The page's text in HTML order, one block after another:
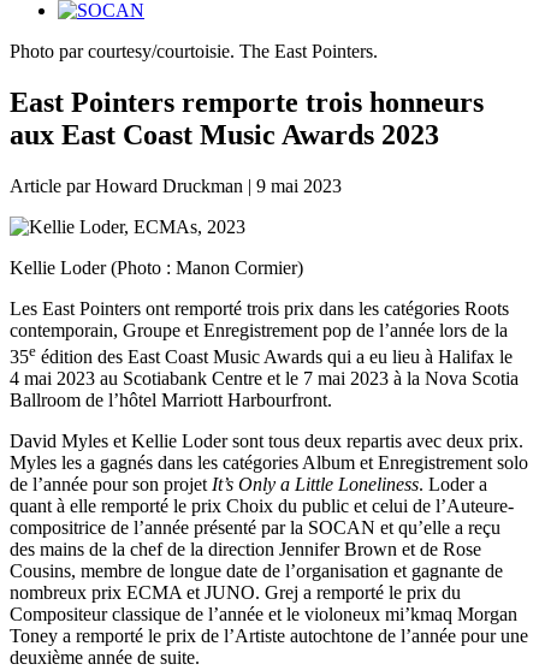
Photo par courtesy/courtoisie. The East Pointers.
East Pointers remporte trois honneurs
aux East Coast Music Awards 2023
Article par Howard Druckman | 9 mai 2023
Kellie Loder (Photo : Manon Cormier)
Les East Pointers ont remporté trois prix dans les catégories Roots
contemporain, Groupe et Enregistrement pop de l’année lors de la
35e édition des East Coast Music Awards qui a eu lieu à Halifax le
4 mai 2023 au Scotiabank Centre et le 7 mai 2023 à la Nova Scotia
Ballroom de l’hôtel Marriott Harbourfront.
David Myles et Kellie Loder sont tous deux repartis avec deux prix.
Myles les a gagnés dans les catégories Album et Enregistrement solo
de l’année pour son projet It’s Only a Little Loneliness. Loder a
quant à elle remporté le prix Choix du public et celui de l’Auteure-
compositrice de l’année présenté par la SOCAN et qu’elle a reçu
des mains de la chef de la direction Jennifer Brown et de Rose
Cousins, membre de longue date de l’organisation et gagnante de
nombreux prix ECMA et JUNO. Grej a remporté le prix du
Compositeur classique de l’année et le violoneux mi’kmaq Morgan
Toney a remporté le prix de l’Artiste autochtone de l’année pour une
deuxième année de suite.